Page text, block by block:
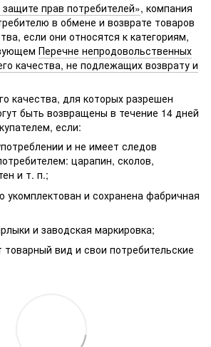
прав потребителей», компания
в обмене и возврате товаров
если они относятся к категориям,
Перечне непродовольственных
качества, не подлежащих возврату и
качества, для которых разрешен
быть возвращены в течение 14 дней
если:
и не имеет следов
царапин, сколов,
и т. п.;
укомплектован и сохранена фабричная
и заводская маркировка;
товарный вид и свои потребительские